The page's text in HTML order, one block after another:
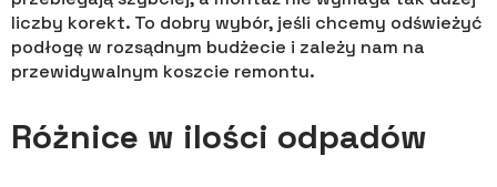
liczby korekt. To dobry wybór, jeśli chcemy odświeżyć
podłogę w rozsądnym budżecie i zależy nam na
przewidywalnym koszcie remontu.
Różnice w ilości odpadów